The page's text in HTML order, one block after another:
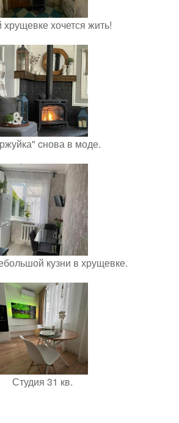
хрущевке хочется жить!
cнова в моде.
кузни в хрущевке.
Студия 31 кв.